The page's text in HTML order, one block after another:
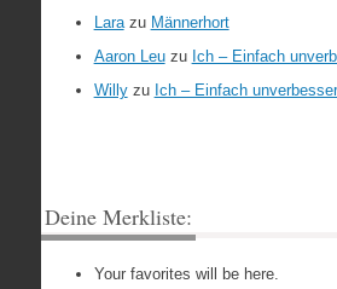
Larazu Männerhort
Aaron Leuzu Ich – Einfach
Willyzu Ich – Einfach
Deine Merkliste:
Your favorites will be here.